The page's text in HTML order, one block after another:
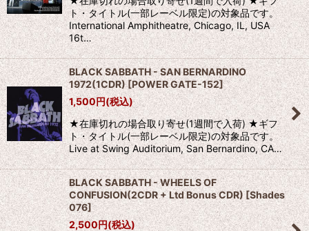
ト・タイトル(一部レーベル限定)の対象品です。
International Amphitheatre, Chicago, IL, USA
16t…
BLACK SABBATH - SAN BERNARDINO
1972(1CDR) [POWER GATE-152]
1,500円(税込)
★在庫切れの場合取り寄せ(1週間で入荷) ★ギフ
ト・タイトル(一部レーベル限定)の対象品です。
Live at Swing Auditorium, San Bernardino, CA…
BLACK SABBATH - WHEELS OF
CONFUSION(2CDR + Ltd Bonus CDR) [Shades
076]
2,500円(税込)